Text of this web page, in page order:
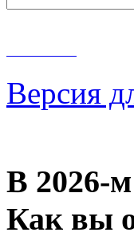
Версия
В
Как вы